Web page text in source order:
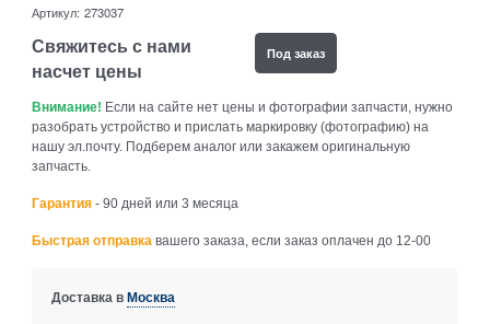
Артикул: 273037
Свяжитесь с нами
насчет цены
Под заказ
Внимание! Если на сайте нет цены и фотографии запчасти, нужно
разобрать устройство и прислать маркировку (фотографию) на
нашу эл.почту. Подберем аналог или закажем оригинальную
запчасть.
Гарантия - 90 дней или 3 месяца
Быстрая отправка вашего заказа, если заказ оплачен до 12-00
Доставка вМосква